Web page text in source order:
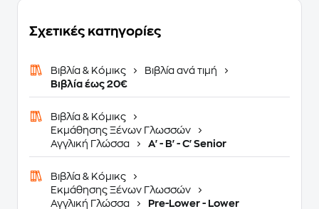
Σχετικές κατηγορίες
Βιβλία & Κόμικς
Βιβλία ανά τιμή
Βιβλία έως 20€
Βιβλία & Κόμικς
Εκμάθησης Ξένων Γλωσσών
Αγγλική Γλώσσα
A' - B' - C' Senior
Βιβλία & Κόμικς
Εκμάθησης Ξένων Γλωσσών
Αγγλική Γλώσσα
Pre-Lower - Lower